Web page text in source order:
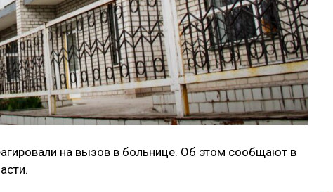
на вызов в больнице. Об этом сообщают в